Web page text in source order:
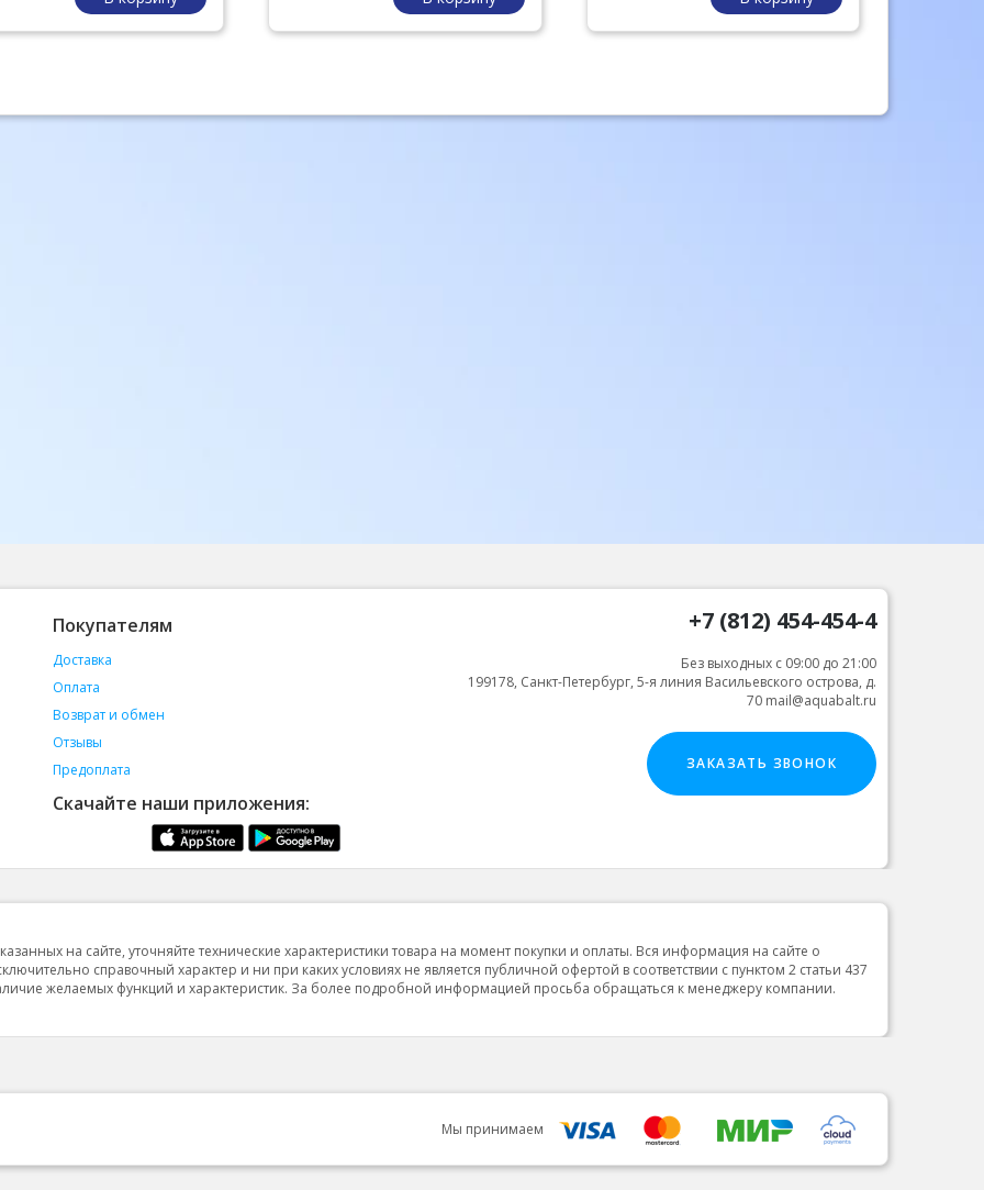
Покупателям
Доставка
Оплата
Возврат и обмен
Отзывы
Предоплата
Скачайте наши приложения:
+7 (812) 454-454-4
Без выходных с 09:00 до 21:00
199178, Санкт-Петербург, 5-я линия Васильевского острова, д.
70 mail@aquabalt.ru
ЗАКАЗАТЬ ЗВОНОК
на сайте, уточняйте технические характеристики товара на момент покупки и оплаты. Вся информация на сайте о
справочный характер и ни при каких условиях не является публичной офертой в соответствии с пунктом 2 статьи 437
желаемых функций и характеристик. За более подробной информацией просьба обращаться к менеджеру компании.
Мы принимаем